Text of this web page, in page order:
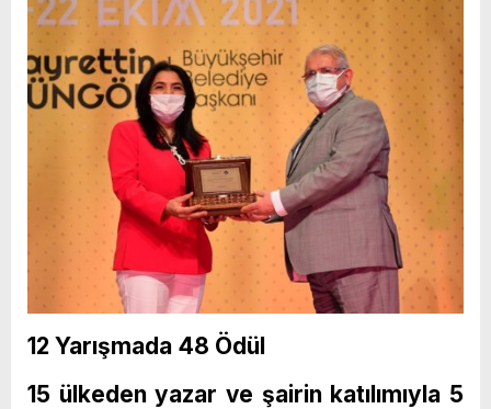
12 Yarışmada 48 Ödül
15 ülkeden yazar ve şairin katılımıyla 5